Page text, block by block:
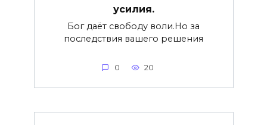
усилия.
Бог даёт свободу воли.Но за
последствия вашего решения
0 20